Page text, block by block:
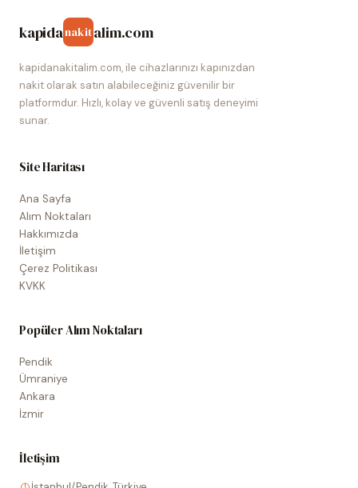
kapidanakitalim.com
kapidanakitalim.com, ile cihazlarınızı kapınızdan
nakit olarak satın alabileceğiniz güvenilir bir
platformdur. Hızlı, kolay ve güvenli satış deneyimi
sunar.
Site Haritası
Ana Sayfa
Alım Noktaları
Hakkımızda
İletişim
Çerez Politikası
KVKK
Popüler Alım Noktaları
Pendik
Ümraniye
Ankara
İzmir
İletişim